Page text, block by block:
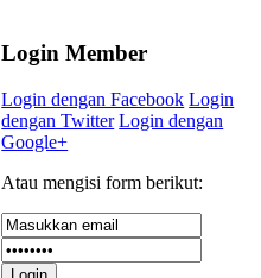
Login Member
Login dengan Facebook Login
dengan Twitter Login dengan
Google+
Atau mengisi form berikut: